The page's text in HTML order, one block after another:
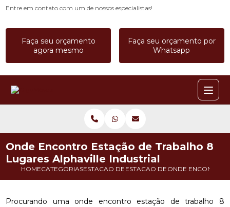
Entre em contato com um de nossos especialistas!
Faça seu orçamento
agora mesmo
Faça seu orçamento por
Whatsapp
HOMECATEGORIASESTACAO DE TRABALHOESTACAO DE TRABALHO CALL
ONDE ENCONTRO
Onde Encontro Estação de Trabalho 8
Lugares Alphaville Industrial
Procurando uma onde encontro estação de trabalho 8